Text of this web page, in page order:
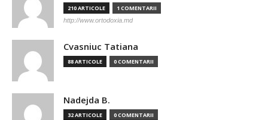
210 ARTICOLE 1 COMENTARII
http://www.ortodoxia.md
Cvasniuc Tatiana
88 ARTICOLE 0 COMENTARII
Nadejda B.
32 ARTICOLE 0 COMENTARII